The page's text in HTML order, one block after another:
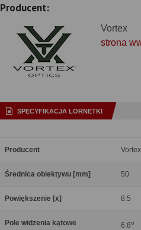
Producent:
Vortex
strona
SPECYFIKACJA LORNETKI
Producent Vortex
Średnica obiektywu [mm] 50
Powiększenie [x] 8.5
Pole widzenia kątowe 6.8o